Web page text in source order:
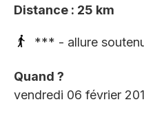
Distance : 25 km
*** - allure
Quand ?
vendredi 06 février